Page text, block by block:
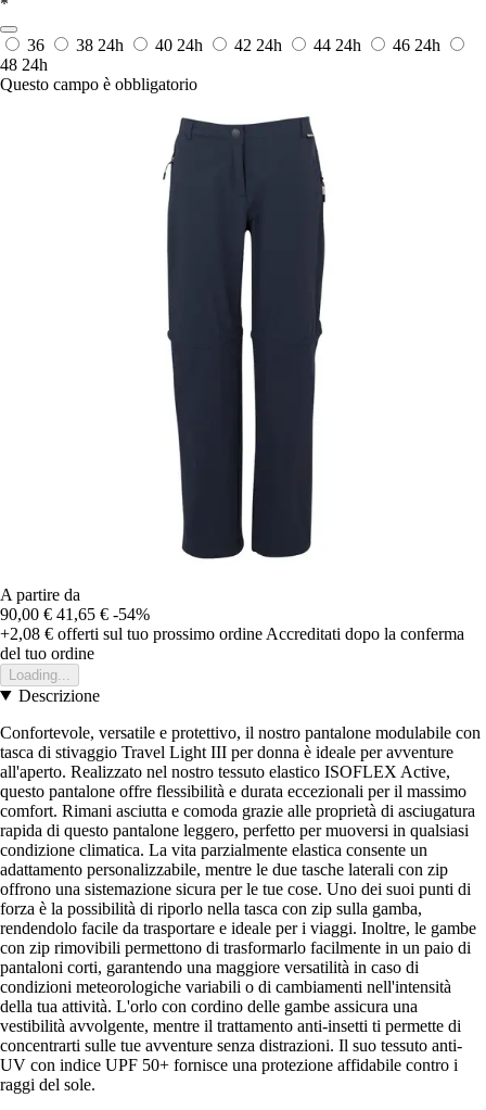
36 38 24h 40 24h 42 24h 44 24h 46 24h
48 24h
Questo campo è obbligatorio
A partire da
90,00 € 41,65 € -54%
+2,08 € offerti sul tuo prossimo ordine Accreditati dopo la conferma
del tuo ordine
Loading...
Descrizione
Confortevole, versatile e protettivo, il nostro pantalone modulabile con
tasca di stivaggio Travel Light III per donna è ideale per avventure
all'aperto. Realizzato nel nostro tessuto elastico ISOFLEX Active,
questo pantalone offre flessibilità e durata eccezionali per il massimo
comfort. Rimani asciutta e comoda grazie alle proprietà di asciugatura
rapida di questo pantalone leggero, perfetto per muoversi in qualsiasi
condizione climatica. La vita parzialmente elastica consente un
adattamento personalizzabile, mentre le due tasche laterali con zip
offrono una sistemazione sicura per le tue cose. Uno dei suoi punti di
forza è la possibilità di riporlo nella tasca con zip sulla gamba,
rendendolo facile da trasportare e ideale per i viaggi. Inoltre, le gambe
con zip rimovibili permettono di trasformarlo facilmente in un paio di
pantaloni corti, garantendo una maggiore versatilità in caso di
condizioni meteorologiche variabili o di cambiamenti nell'intensità
della tua attività. L'orlo con cordino delle gambe assicura una
vestibilità avvolgente, mentre il trattamento anti-insetti ti permette di
concentrarti sulle tue avventure senza distrazioni. Il suo tessuto anti-
UV con indice UPF 50+ fornisce una protezione affidabile contro i
raggi del sole.